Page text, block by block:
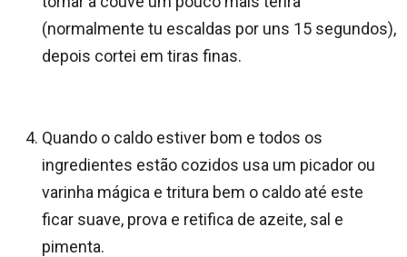
(normalmente tu escaldas por uns 15 segundos),
depois cortei em tiras finas.
Quando o caldo estiver bom e todos os
ingredientes estão cozidos usa um picador ou
varinha mágica e tritura bem o caldo até este
ficar suave, prova e retifica de azeite, sal e
pimenta.